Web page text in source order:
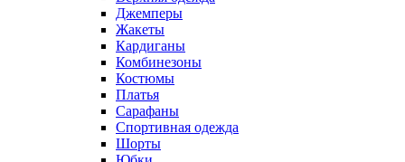
Джемперы
Жакеты
Кардиганы
Комбинезоны
Костюмы
Платья
Сарафаны
Спортивная одежда
Шорты